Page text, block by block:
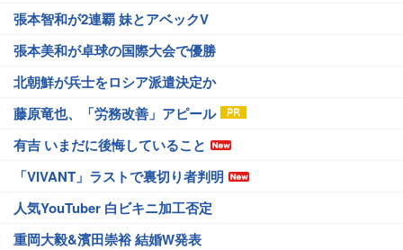
張本智和が2連覇 妹とアベックV
張本美和が卓球の国際大会で優勝
北朝鮮が兵士をロシア派遣決定か
藤原竜也、「労務改善」アピール
有吉 いまだに後悔していること
「VIVANT」ラストで裏切り者判明
人気YouTuber 白ビキニ加工否定
重岡大毅&濱田崇裕 結婚W発表